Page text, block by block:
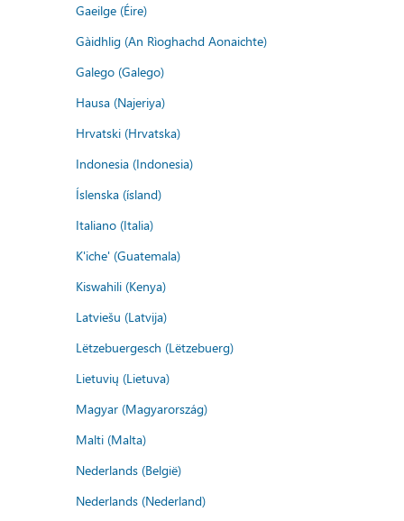
Gaeilge (Éire)
Gàidhlig (An Rìoghachd Aonaichte)
Galego (Galego)
Hausa (Najeriya)
Hrvatski (Hrvatska)
Indonesia (Indonesia)
Íslenska (ísland)
Italiano (Italia)
K'iche' (Guatemala)
Kiswahili (Kenya)
Latviešu (Latvija)
Lëtzebuergesch (Lëtzebuerg)
Lietuvių (Lietuva)
Magyar (Magyarország)
Malti (Malta)
Nederlands (België)
Nederlands (Nederland)